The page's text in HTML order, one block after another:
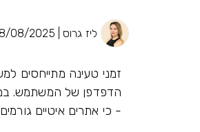
ליז גרוס | 18/08/2025
זמני טעינה מתייחסים
הדפדפן של המשתמש.
- כי אתרים איטיים